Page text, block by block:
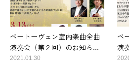
ベートーヴェン室内楽曲全曲
演奏会（第２回）のお知ら...
2021.01.30
ベ
演